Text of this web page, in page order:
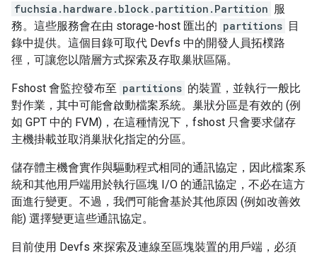
fuchsia.hardware.block.partition.Partition 服
務。這些服務會在由 storage-host 匯出的 partitions 目
錄中提供。這個目錄可取代 Devfs 中的開發人員拓樸路
徑，可讓您以階層方式探索及存取巢狀區隔。
Fshost 會監控發布至 partitions 的裝置，並執行一般比
對作業，其中可能會啟動檔案系統。巢狀分區是有效的 (例
如 GPT 中的 FVM)，在這種情況下，fshost 只會要求儲存
主機掛載並取消巢狀化指定的分區。
儲存體主機會實作與驅動程式相同的通訊協定，因此檔案系
統和其他用戶端用於執行區塊 I/O 的通訊協定，不必在這方
面進行變更。不過，我們可能會基於其他原因 (例如改善效
能) 選擇變更這些通訊協定。
目前使用 Devfs 來探索及連線至區塊裝置的用戶端，必須